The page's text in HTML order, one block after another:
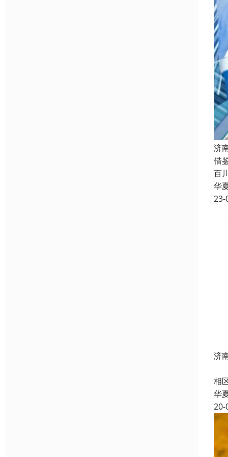
济
借
百
华
23-
济
相
华
20-